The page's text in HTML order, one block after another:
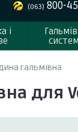
(063) 800-
і
гальмівна
для